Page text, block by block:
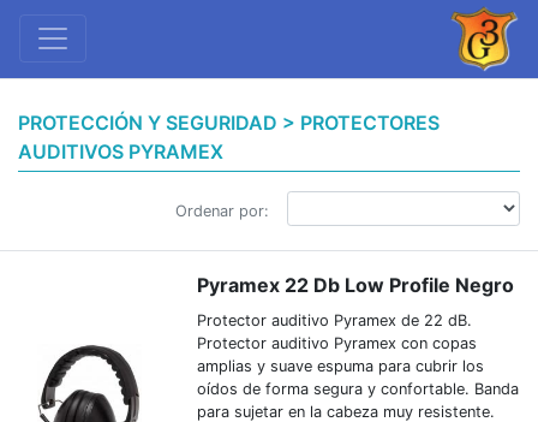
PROTECCIÓN Y SEGURIDAD > PROTECTORES
AUDITIVOS PYRAMEX
Ordenar por:
Pyramex 22 Db Low Profile Negro
Protector auditivo Pyramex de 22 dB.
Protector auditivo Pyramex con copas
amplias y suave espuma para cubrir los
oídos de forma segura y confortable. Banda
para sujetar en la cabeza muy resistente.